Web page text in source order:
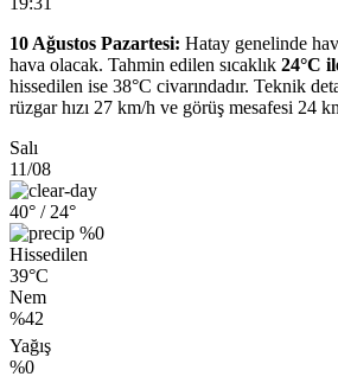
10 Ağustos Pazartesi: Hatay genelinde
hava olacak. Tahmin edilen sıcaklık 24°C
hissedilen ise 38°C civarındadır. Teknik
rüzgar hızı 27 km/h ve görüş mesafesi 24
Salı
11/08
40° / 24°
%0
Hissedilen
39°C
Nem
%42
Yağış
%0